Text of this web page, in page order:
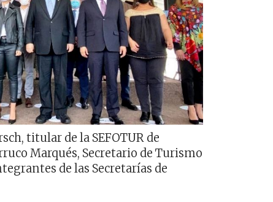
titular de la SEFOTUR de
Marqués, Secretario de Turismo
de las Secretarías de